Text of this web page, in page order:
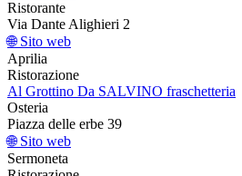
Ristorante
Via Dante Alighieri 2
🌐 Sito web
Aprilia
Ristorazione
Al Grottino Da SALVINO fraschetteria
Osteria
Piazza delle erbe 39
🌐 Sito web
Sermoneta